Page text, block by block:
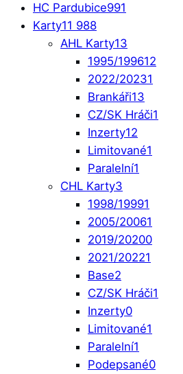
HC Pardubice991
Karty11 988
AHL Karty13
1995/199612
2022/20231
Brankáři13
CZ/SK Hráči1
Inzerty12
Limitované1
Paralelní1
CHL Karty3
1998/19991
2005/20061
2019/20200
2021/20221
Base2
CZ/SK Hráči1
Inzerty0
Limitované1
Paralelní1
Podepsané0